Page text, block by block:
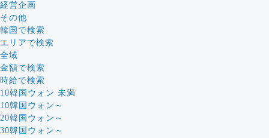
経営企画
その他
韓国で検索
エリアで検索
全域
金額で検索
時給で検索
10韓国ウォン 未満
10韓国ウォン～
20韓国ウォン～
30韓国ウォン～